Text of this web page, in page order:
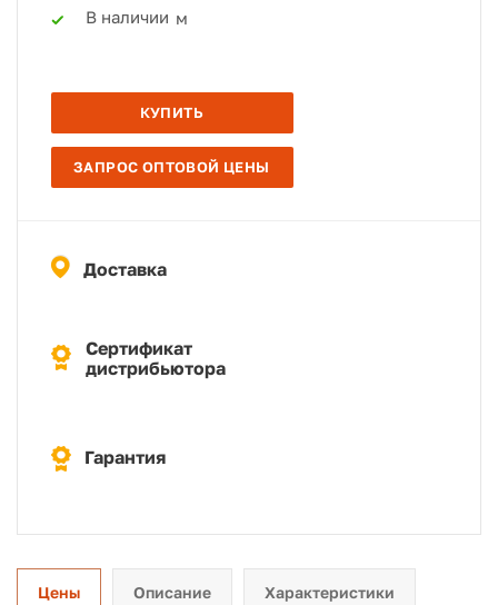
В наличии м
КУПИТЬ
ЗАПРОС ОПТОВОЙ ЦЕНЫ
Доставка
Сертификат
дистрибьютора
Гарантия
Цены Описание Характеристики